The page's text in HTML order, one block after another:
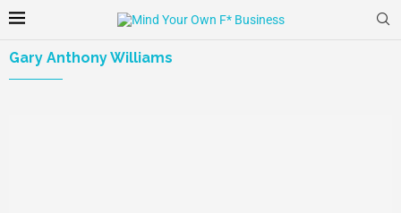
Gary Anthony Williams